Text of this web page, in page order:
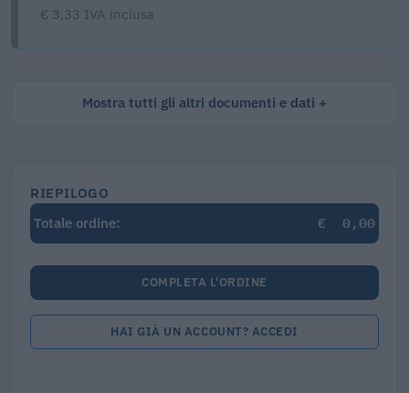
€ 3,33 IVA inclusa
Mostra tutti gli altri documenti e dati
RIEPILOGO
Totale ordine:
€ 0,00
COMPLETA L'ORDINE
HAI GIÀ UN ACCOUNT? ACCEDI